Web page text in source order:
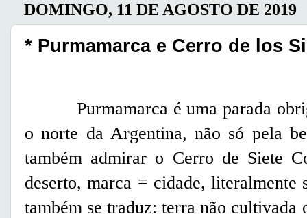
DOMINGO, 11 DE AGOSTO DE 2019
* Purmamarca e Cerro de los
Purmamarca é uma parada
o norte da Argentina, não só pela
também admirar o Cerro de Siete
deserto, marca = cidade, literalmente
também se traduz: terra não